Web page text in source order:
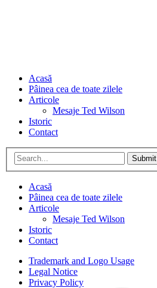
Acasă
Pâinea cea de toate zilele
Articole
Mesaje Ted Wilson
Istoric
Contact
Submit
Acasă
Pâinea cea de toate zilele
Articole
Mesaje Ted Wilson
Istoric
Contact
Trademark and Logo Usage
Legal Notice
Privacy Policy